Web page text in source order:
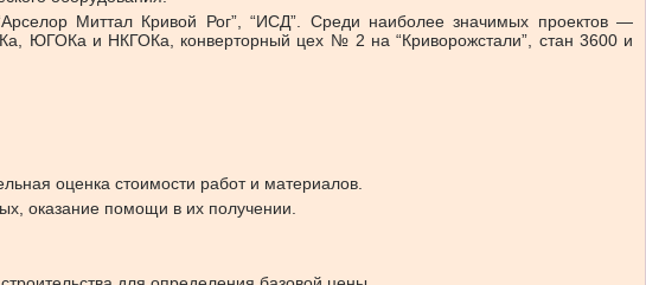
Миттал Кривой Рог”, “ИСД”. Среди наиболее значимых проектов —
ЮГОКа и НКГОКа, конверторный цех № 2 на “Криворожстали”, стан 3600 и
оценка стоимости работ и материалов.
оказание помощи в их получении.